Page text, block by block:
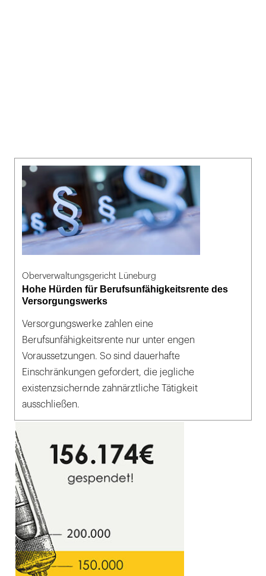
Oberverwaltungsgericht Lüneburg
Hohe Hürden für Berufsunfähigkeitsrente des
Versorgungswerks
Versorgungswerke zahlen eine
Berufsunfähigkeitsrente nur unter engen
Voraussetzungen. So sind dauerhafte
Einschränkungen gefordert, die jegliche
existenzsichernde zahnärztliche Tätigkeit
ausschließen.